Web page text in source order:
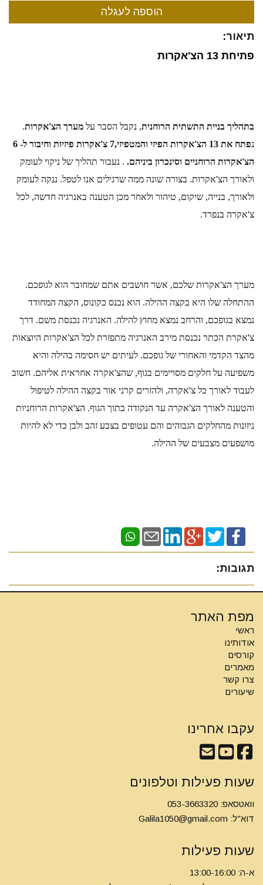
תיאור:
פתיחת 13 הצ'אקרות
בתהליך בניית התשתית הרוחנית, נקבל הסבר על מערך הצ'אקרות
נ
הצ'אקרות הרוחניים וסינכרון ביניהם.
צ'אקרה בנפרד.
מושפעים מצבעים של ההילה.
תגובות:
מפת האתר
ראשי
אודותינו
קורסים
מאמרים
צרו קשר
שיעורים
עקבו אחרינו
שעות פעילות וטלפונים
וואטסאפ: 053-3663320
דוא"ל: Galila1050@gmail.com
שעות פעילות
א-ה: 13:00-16:00